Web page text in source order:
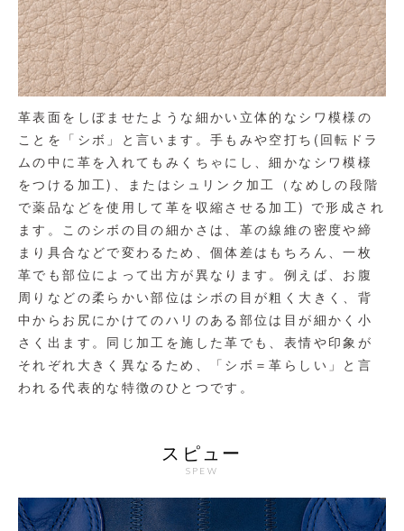
革表面をしぼませたような細かい立体的なシワ模様の
ことを「シボ」と言います。手もみや空打ち(回転ドラ
ムの中に革を入れてもみくちゃにし、細かなシワ模様
をつける加工)、またはシュリンク加工（なめしの段階
で薬品などを使用して革を収縮させる加工) で形成され
ます。このシボの目の細かさは、革の線維の密度や締
まり具合などで変わるため、個体差はもちろん、一枚
革でも部位によって出方が異なります。例えば、お腹
周りなどの柔らかい部位はシボの目が粗く大きく、背
中からお尻にかけてのハリのある部位は目が細かく小
さく出ます。同じ加工を施した革でも、表情や印象が
それぞれ大きく異なるため、「シボ＝革らしい」と言
われる代表的な特徴のひとつです。
スピュー
SPEW